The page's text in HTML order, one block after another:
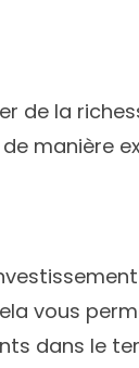
la
manière
vous
dans le